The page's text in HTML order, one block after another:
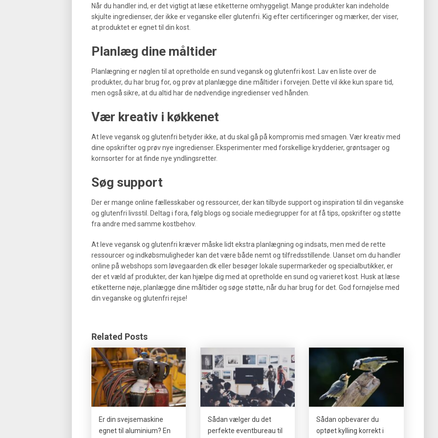
Når du handler ind, er det vigtigt at læse etiketterne omhyggeligt. Mange produkter kan indeholde
skjulte ingredienser, der ikke er veganske eller glutenfri. Kig efter certificeringer og mærker, der viser,
at produktet er egnet til din kost.
Planlæg dine måltider
Planlægning er nøglen til at opretholde en sund vegansk og glutenfri kost. Lav en liste over de
produkter, du har brug for, og prøv at planlægge dine måltider i forvejen. Dette vil ikke kun spare tid,
men også sikre, at du altid har de nødvendige ingredienser ved hånden.
Vær kreativ i køkkenet
At leve vegansk og glutenfri betyder ikke, at du skal gå på kompromis med smagen. Vær kreativ med
dine opskrifter og prøv nye ingredienser. Eksperimenter med forskellige krydderier, grøntsager og
kornsorter for at finde nye yndlingsretter.
Søg support
Der er mange online fællesskaber og ressourcer, der kan tilbyde support og inspiration til din veganske
og glutenfri livsstil. Deltag i fora, følg blogs og sociale mediegrupper for at få tips, opskrifter og støtte
fra andre med samme kostbehov.
At leve vegansk og glutenfri kræver måske lidt ekstra planlægning og indsats, men med de rette
ressourcer og indkøbsmuligheder kan det være både nemt og tilfredsstillende. Uanset om du handler
online på webshops som løvegaarden.dk eller besøger lokale supermarkeder og specialbutikker, er
der et væld af produkter, der kan hjælpe dig med at opretholde en sund og varieret kost. Husk at læse
etiketterne nøje, planlægge dine måltider og søge støtte, når du har brug for det. God fornøjelse med
din veganske og glutenfri rejse!
Related Posts
Er din svejsemaskine
egnet til aluminium? En
Sådan vælger du det
perfekte eventbureau til
Sådan opbevarer du
optøet kylling korrekt i